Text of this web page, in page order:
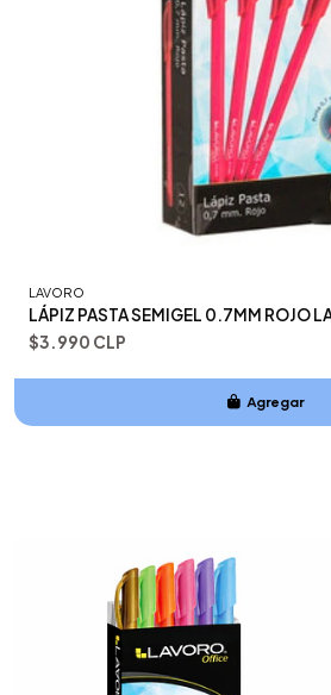
LAVORO
LÁPIZ PASTA SEMIGEL 0.7MM ROJO
$3.990 CLP
Agregar